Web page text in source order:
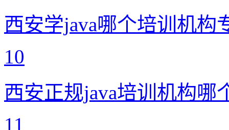
西安学java哪个培训机构
10
西安正规java培训机构哪
11